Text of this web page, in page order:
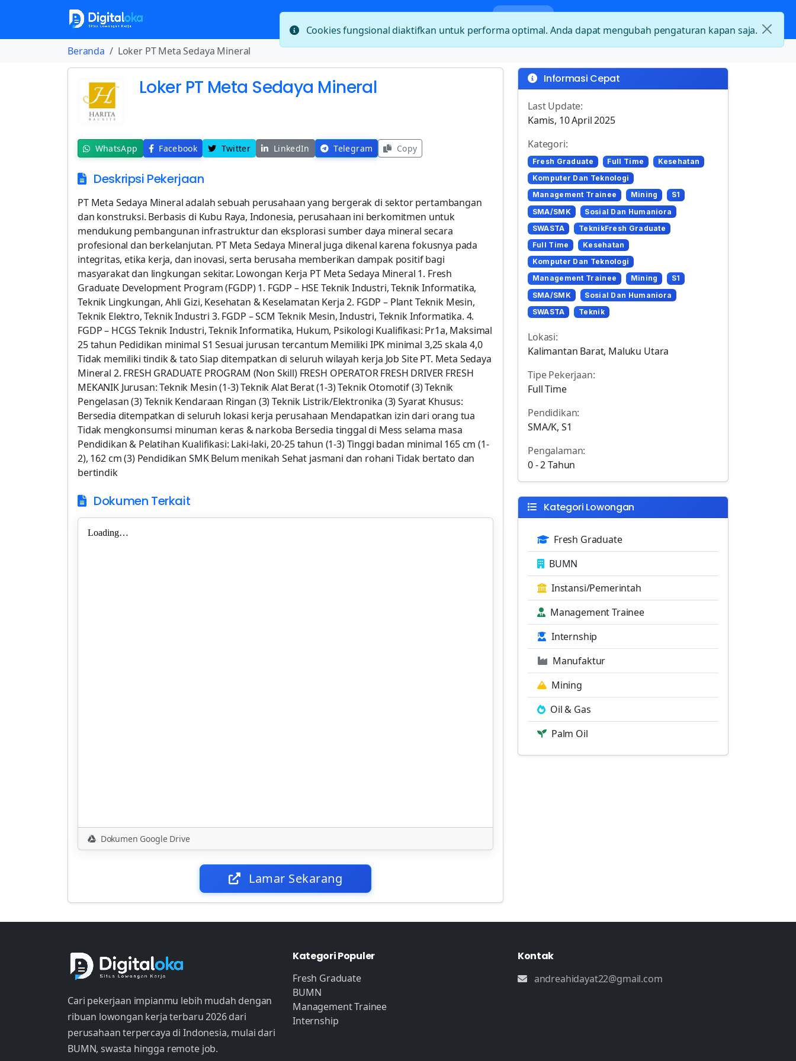
Beranda Loker PT Meta Sedaya Mineral
Loker PT Meta Sedaya Mineral
WhatsApp Facebook Twitter LinkedIn Telegram Copy
Deskripsi Pekerjaan
PT Meta Sedaya Mineral adalah sebuah perusahaan yang bergerak di sektor pertambangan
dan konstruksi. Berbasis di Kubu Raya, Indonesia, perusahaan ini berkomitmen untuk
mendukung pembangunan infrastruktur dan eksplorasi sumber daya mineral secara
profesional dan berkelanjutan. PT Meta Sedaya Mineral juga dikenal karena fokusnya pada
integritas, etika kerja, dan inovasi, serta berusaha memberikan dampak positif bagi
masyarakat dan lingkungan sekitar. Lowongan Kerja PT Meta Sedaya Mineral 1. Fresh
Graduate Development Program (FGDP) 1. FGDP – HSE Teknik Industri, Teknik Informatika,
Teknik Lingkungan, Ahli Gizi, Kesehatan & Keselamatan Kerja 2. FGDP – Plant Teknik Mesin,
Teknik Elektro, Teknik Industri 3. FGDP – SCM Teknik Mesin, Industri, Teknik Informatika. 4.
FGDP – HCGS Teknik Industri, Teknik Informatika, Hukum, Psikologi Kualifikasi: Pr1a, Maksimal
25 tahun Pedidikan minimal S1 Sesuai jurusan tercantum Memiliki IPK minimal 3,25 skala 4,0
Tidak memiliki tindik & tato Siap ditempatkan di seluruh wilayah kerja Job Site PT. Meta Sedaya
Mineral 2. FRESH GRADUATE PROGRAM (Non Skill) FRESH OPERATOR FRESH DRIVER FRESH
MEKANIK Jurusan: Teknik Mesin (1-3) Teknik Alat Berat (1-3) Teknik Otomotif (3) Teknik
Pengelasan (3) Teknik Kendaraan Ringan (3) Teknik Listrik/Elektronika (3) Syarat Khusus:
Bersedia ditempatkan di seluruh lokasi kerja perusahaan Mendapatkan izin dari orang tua
Tidak mengkonsumsi minuman keras & narkoba Bersedia tinggal di Mess selama masa
Pendidikan & Pelatihan Kualifikasi: Laki-laki, 20-25 tahun (1-3) Tinggi badan minimal 165 cm (1-
2), 162 cm (3) Pendidikan SMK Belum menikah Sehat jasmani dan rohani Tidak bertato dan
bertindik
Dokumen Terkait
Dokumen Google Drive
Lamar Sekarang
Informasi Cepat
Last Update:
Kamis, 10 April 2025
Kategori:
Fresh Graduate Full Time
Kesehatan
Komputer Dan Teknologi
Management Trainee
Mining
S1
SMA/SMK
Sosial Dan Humaniora
SWASTA
TeknikFresh Graduate
Full Time
Kesehatan
Komputer Dan Teknologi
Management Trainee
Mining
S1
SMA/SMK
Sosial Dan Humaniora
SWASTA
Teknik
Lokasi:
Kalimantan Barat, Maluku Utara
Tipe Pekerjaan:
Full Time
Pendidikan:
SMA/K, S1
Pengalaman:
0 - 2 Tahun
Kategori Lowongan
Fresh Graduate
BUMN
Instansi/Pemerintah
Management Trainee
Internship
Manufaktur
Mining
Oil & Gas
Palm Oil
Cari pekerjaan impianmu lebih mudah dengan
ribuan lowongan kerja terbaru 2026 dari
perusahaan terpercaya di Indonesia, mulai dari
BUMN, swasta hingga remote job.
Kategori Populer
Fresh Graduate
BUMN
Management Trainee
Internship
Kontak
andreahidayat22@gmail.com
Cookies fungsional diaktifkan untuk performa optimal. Anda dapat mengubah pengaturan kapan saja.